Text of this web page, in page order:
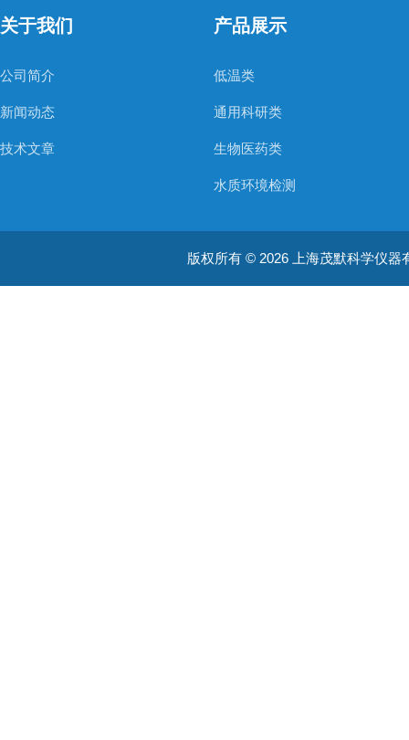
关于我们
公司简介
新闻动态
技术文章
产品展示
低温类
通用科研类
生物医药类
水质环境检测
大型分析设备
版权所有 © 2026 上海茂默科学仪